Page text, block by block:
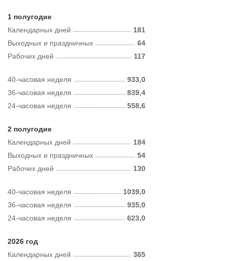
1 полугодие
Календарных дней
181
Рабочих дней 117
Выходных и праздничных 64
40-часовая неделя
933,0
36-часовая неделя
839,4
24-часовая неделя
558,6
2 полугодие
Календарных дней
184
Рабочих дней 130
Выходных и праздничных 54
40-часовая неделя
1039,0
36-часовая неделя
935,0
24-часовая неделя
623,0
2026 год
Календарных дней
365